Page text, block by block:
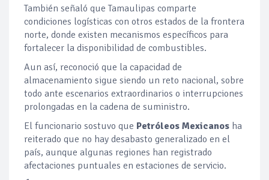
También señaló que Tamaulipas comparte
condiciones logísticas con otros estados de la frontera
norte, donde existen mecanismos específicos para
fortalecer la disponibilidad de combustibles.
Aun así, reconoció que la capacidad de
almacenamiento sigue siendo un reto nacional, sobre
todo ante escenarios extraordinarios o interrupciones
prolongadas en la cadena de suministro.
El funcionario sostuvo que Petróleos Mexicanos ha
reiterado que no hay desabasto generalizado en el
país, aunque algunas regiones han registrado
afectaciones puntuales en estaciones de servicio.